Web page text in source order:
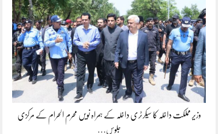
وزیر مملکت داخلہ کا سیکرٹری داخلہ کے ہمراہ نویں محرم الحرام کے مرکزی
جلوس…